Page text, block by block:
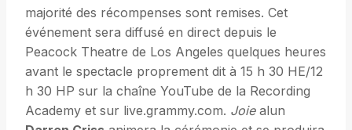
majorité des récompenses sont remises. Cet
événement sera diffusé en direct depuis le
Peacock Theatre de Los Angeles quelques heures
avant le spectacle proprement dit à 15 h 30 HE/12
h 30 HP sur la chaîne YouTube de la Recording
Academy et sur live.grammy.com. Joiealun